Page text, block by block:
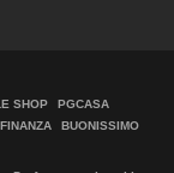
SHOP
PGCASA
BUONISSIMO